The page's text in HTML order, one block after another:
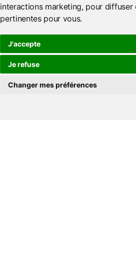
interactions marketing, pour diffuser
pertinentes pour vous.
J'accepte
Je refuse
Changer mes préférences